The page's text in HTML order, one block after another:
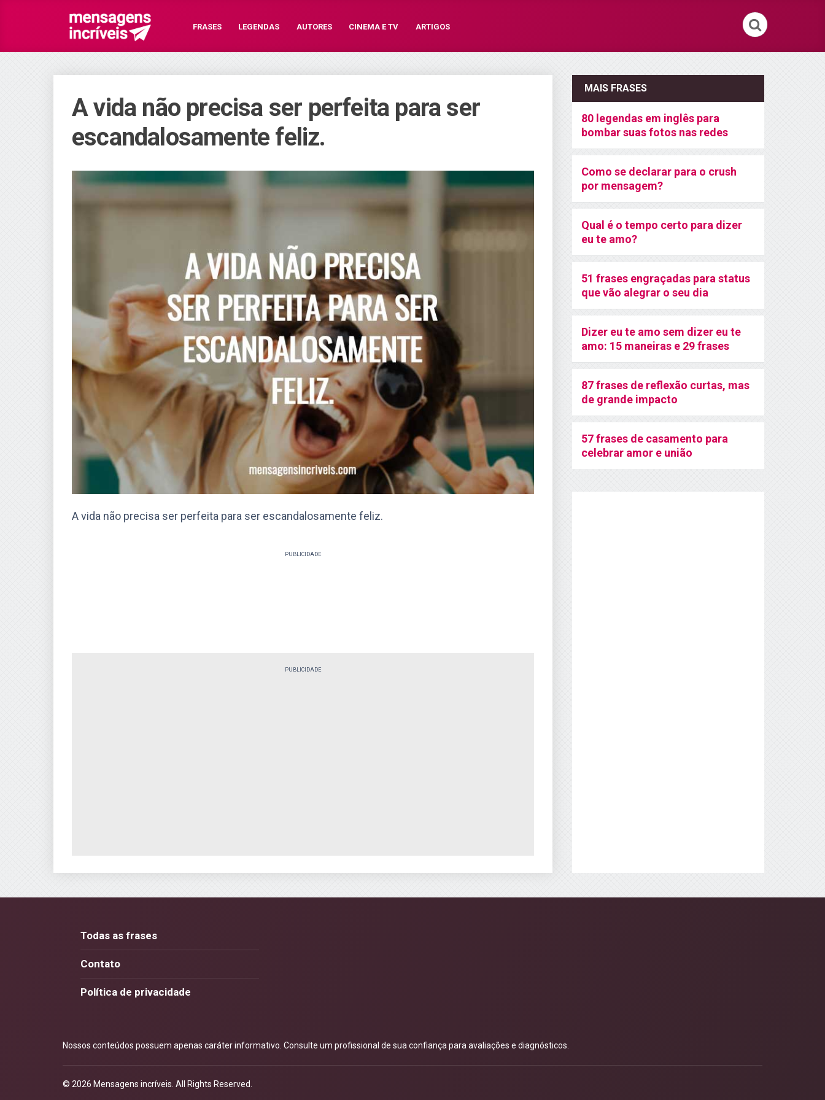
FRASES LEGENDAS AUTORES CINEMA E TV ARTIGOS
A vida não precisa ser perfeita para ser
escandalosamente feliz.
A vida não precisa ser perfeita para ser escandalosamente feliz.
PUBLICIDADE
PUBLICIDADE
MAIS FRASES
80 legendas em inglês para
bombar suas fotos nas redes
Como se declarar para o crush
por mensagem?
Qual é o tempo certo para dizer
eu te amo?
51 frases engraçadas para status
que vão alegrar o seu dia
Dizer eu te amo sem dizer eu te
amo: 15 maneiras e 29 frases
87 frases de reflexão curtas, mas
de grande impacto
57 frases de casamento para
celebrar amor e união
Todas as frases
Contato
Política de privacidade
Nossos conteúdos possuem apenas caráter informativo. Consulte um profissional de sua confiança para avaliações e diagnósticos.
© 2026 Mensagens incríveis . All Rights Reserved.